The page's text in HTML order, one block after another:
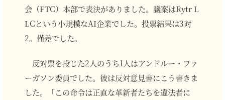
会（FTC）本部で表決がありました。議案はRytr L
LCという小規模なAI企業でした。投票結果は3対
2。僅差でした。
反対票を投じた2人のうち1人はアンドルー・ファ
ーガソン委員でした。彼は反対意見書にこう書きま
した。「この命令は正直な革新者たちを違法者に